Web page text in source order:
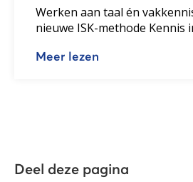
Werken aan taal én
nieuwe ISK-methode Kennis
Meer lezen
Deel deze pagina